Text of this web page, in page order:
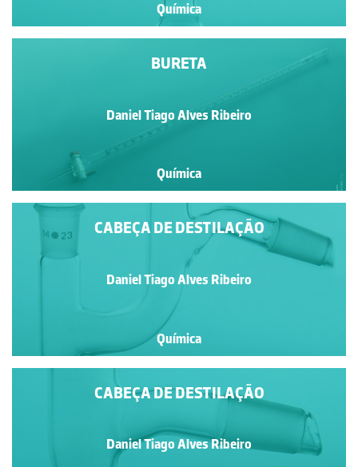
Química
BURETA
Daniel Tiago Alves Ribeiro
Química
CABEÇA DE DESTILAÇÃO
Daniel Tiago Alves Ribeiro
Química
CABEÇA DE DESTILAÇÃO
Daniel Tiago Alves Ribeiro